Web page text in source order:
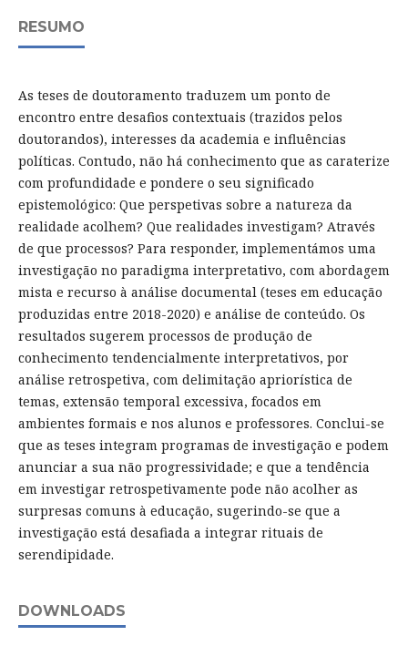
RESUMO
As teses de doutoramento traduzem um ponto de
encontro entre desafios contextuais (trazidos pelos
doutorandos), interesses da academia e influências
políticas. Contudo, não há conhecimento que as caraterize
com profundidade e pondere o seu significado
epistemológico: Que perspetivas sobre a natureza da
realidade acolhem? Que realidades investigam? Através
de que processos? Para responder, implementámos uma
investigação no paradigma interpretativo, com abordagem
mista e recurso à análise documental (teses em educação
produzidas entre 2018-2020) e análise de conteúdo. Os
resultados sugerem processos de produção de
conhecimento tendencialmente interpretativos, por
análise retrospetiva, com delimitação apriorística de
temas, extensão temporal excessiva, focados em
ambientes formais e nos alunos e professores. Conclui-se
que as teses integram programas de investigação e podem
anunciar a sua não progressividade; e que a tendência
em investigar retrospetivamente pode não acolher as
surpresas comuns à educação, sugerindo-se que a
investigação está desafiada a integrar rituais de
serendipidade.
DOWNLOADS